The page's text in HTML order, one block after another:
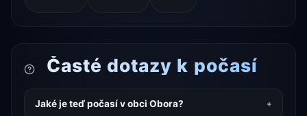
Časté dotazy k počasí
Jaké je teď počasí v obci Obora?